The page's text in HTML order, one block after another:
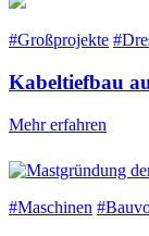
#Großprojekte
Kabeltiefbau
Mehr erfahren
#Maschinen